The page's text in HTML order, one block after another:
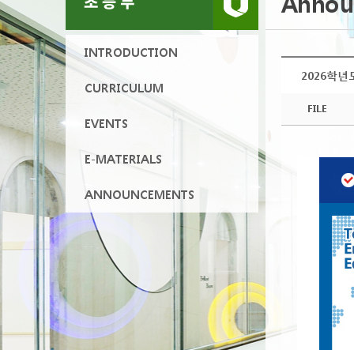
INTRODUCTION
CURRICULUM
EVENTS
E-MATERIALS
ANNOUNCEMENTS
2026학년
FILE